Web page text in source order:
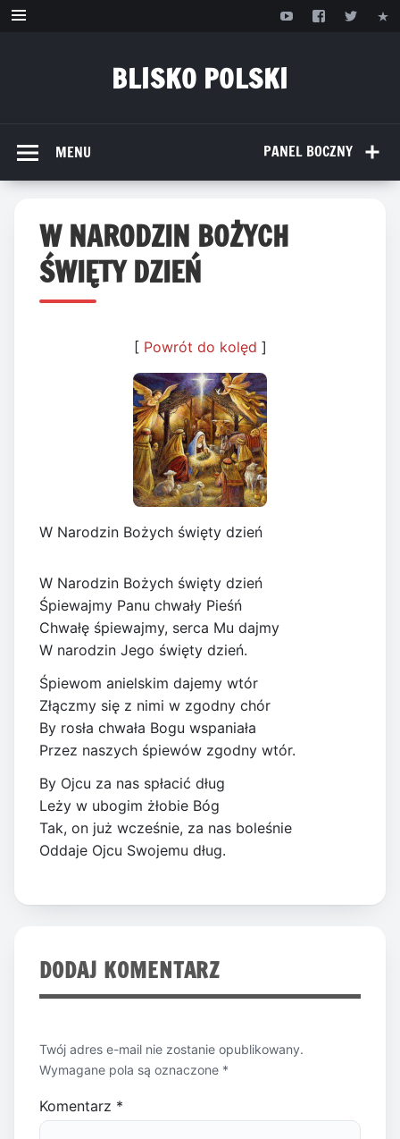
Przejdź
BLISKO POLSKI
PANEL BOCZNY
MENU
W NARODZIN BOŻYCH
ŚWIĘTY DZIEŃ
[ Powrót do kolęd ]
W Narodzin Bożych święty dzień
W Narodzin Bożych święty dzień
Śpiewajmy Panu chwały Pieśń
Chwałę śpiewajmy, serca Mu dajmy
W narodzin Jego święty dzień.
Śpiewom anielskim dajemy wtór
Złączmy się z nimi w zgodny chór
By rosła chwała Bogu wspaniała
Przez naszych śpiewów zgodny wtór.
By Ojcu za nas spłacić dług
Leży w ubogim żłobie Bóg
Tak, on już wcześnie, za nas boleśnie
Oddaje Ojcu Swojemu dług.
DODAJ KOMENTARZ
Twój adres e-mail nie zostanie opublikowany.
Wymagane pola są oznaczone *
Komentarz *